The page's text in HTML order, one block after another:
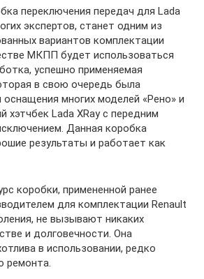
переключения передач для Lada
экспертов, станет одним из
вариантов комплектации
МКПП будет использоваться
успешно применяемая
в свою очередь была
многих моделей «Рено» и
хэтчбек Lada XRay с передним
Данная коробка
результаты и работает как
коробки, примененной ранее
для комплектации Renault
не вызывают никаких
и долговечности. Она
в использовании, редко
ремонта.